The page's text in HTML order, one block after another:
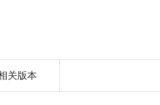
关版本